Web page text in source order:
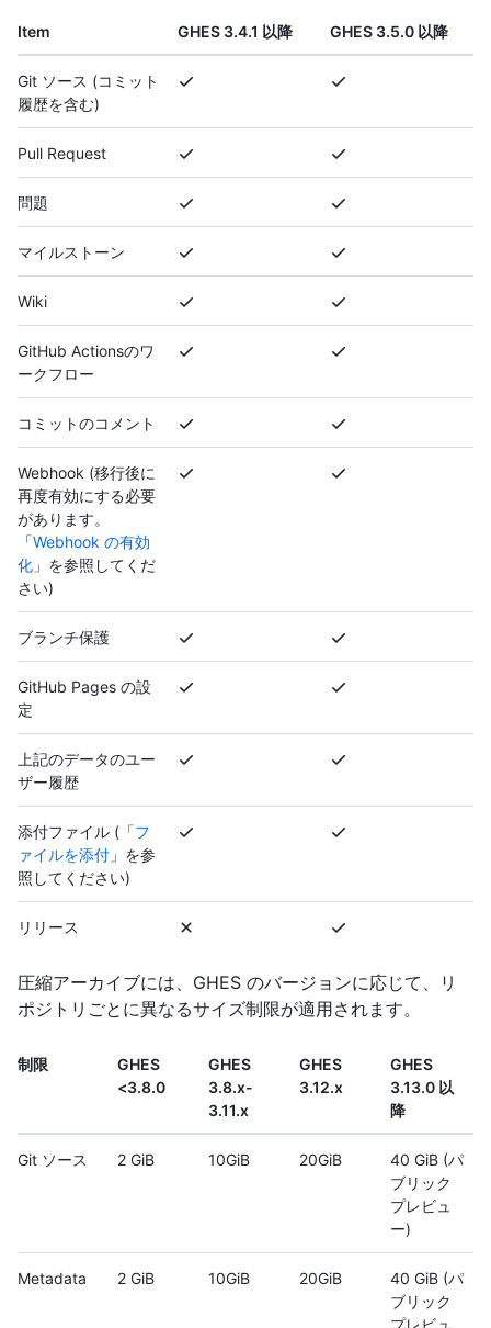
Item GHES 3.4.1 以降 GHES 3.5.0 以降
Git ソース (コミット
履歴を含む)
Pull Request
問題
マイルストーン
Wiki
GitHub Actionsのワ
ークフロー
コミットのコメント
Webhook (移行後に
再度有効にする必要
があります。
「Webhook の有効
化 」を参照してくだ
さい)
ブランチ保護
GitHub Pages の設
定
上記のデータのユー
ザー履歴
添付ファイル (「フ
ァイルを添付 」を参
照してください)
リリース
圧縮アーカイブには、GHES のバージョンに応じて、リ
ポジトリごとに異なるサイズ制限が適用されます。
制限
GHES
<3.8.0
GHES
3.8.x-
3.11.x
GHES
3.12.x
GHES
3.13.0 以
降
Git ソース 2 GiB 10GiB 20GiB
40 GiB (パ
ブリック
プレビュ
ー)
Metadata 2 GiB 10GiB 20GiB
40 GiB (パ
ブリック
プレビュ